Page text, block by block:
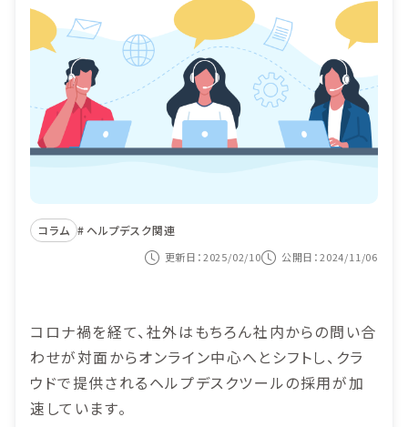
ITIL導入
ヘルプデスク業務
システム監査対応
サービス構成管理
導入事例
セミナー
コンテンツナビ
資料ダウンロード
紹介動画を見る
コラム ヘルプデスク関連
更新日：2025/02/10 公開日：2024/11/06
コロナ禍を経て、社外はもちろん社内からの問い合
わせが対面からオンライン中心へとシフトし、クラ
ウドで提供されるヘルプデスクツールの採用が加
速しています。